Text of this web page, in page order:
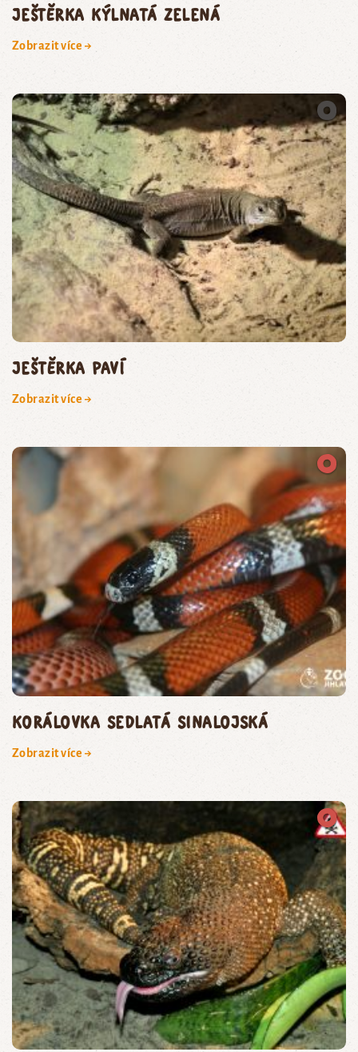
JEŠTĚRKA KÝLNATÁ ZELENÁ
Zobrazit více →
ještěrka paví
Zobrazit více →
korálovka sedlatá sinalojská
Zobrazit více →